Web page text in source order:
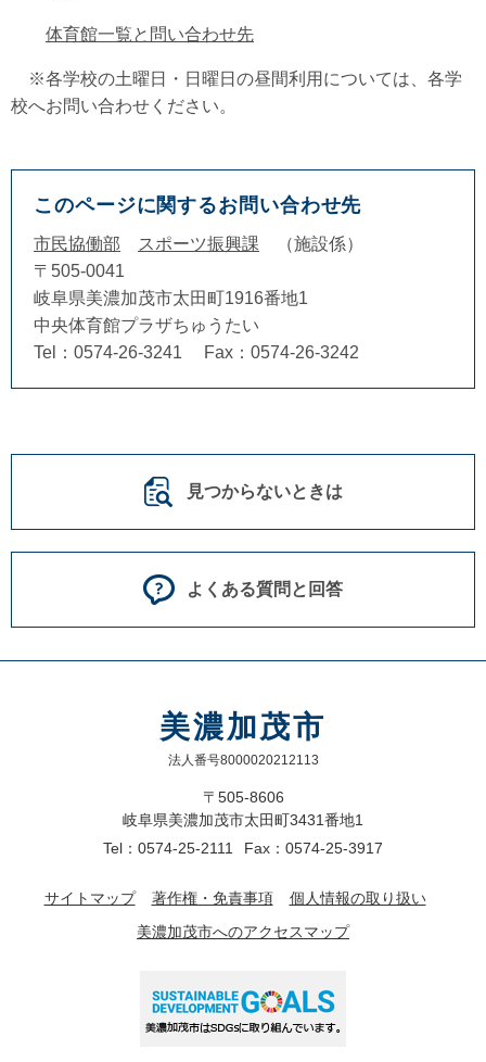
体育館一覧と問い合わせ先
※各学校の土曜日・日曜日の昼間利用については、各学
校へお問い合わせください。
このページに関するお問い合わせ先
市民協働部 スポーツ振興課
施設係
〒505-0041
岐阜県美濃加茂市太田町1916番地1
中央体育館プラザちゅうたい
Tel：0574-26-3241
Fax：0574-26-3242
見つからないときは
よくある質問と回答
美濃加茂市
法人番号8000020212113
〒505-8606
岐阜県美濃加茂市太田町3431番地1
Tel：0574-25-2111
Fax：0574-25-3917
サイトマップ 著作権・免責事項
個人情報の取り扱い
美濃加茂市へのアクセスマップ